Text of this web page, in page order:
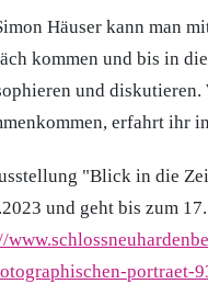
Häuser kann man
kommen und bis in
und diskutieren.
erfahrt ihr
"Blick in die
und geht bis zum
portraet-